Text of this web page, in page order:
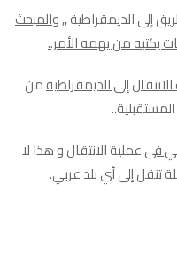
إلى الديمقراطية ,,والمبحث
يكتبه من يهمه الأمر..
إلى الديمقراطيةمن
فىعملية الانتقال و هذا لا
تنقل إلى أي بلد عربي.